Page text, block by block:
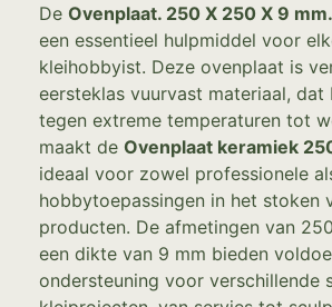
De Ovenplaat. 250 X 250 X 9
een essentieel hulpmiddel voor
kleihobbyist. Deze ovenplaat is
eersteklas vuurvast materiaal, dat
tegen extreme temperaturen tot
maakt de Ovenplaat keramiek
ideaal voor zowel professionele
hobbytoepassingen in het stoken
producten. De afmetingen van
een dikte van 9 mm bieden
ondersteuning voor verschillende